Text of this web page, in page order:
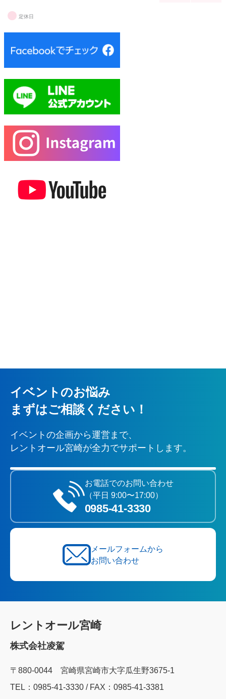
定休日
イベントのお悩み
まずはご相談ください！
イベントの企画から運営まで、
レントオール宮崎が全力でサポートします。
お電話でのお問い合わせ
（平日 9:00〜17:00）
0985‐41‐3330
メールフォームから
お問い合わせ
レントオール宮崎
株式会社凌駕
〒880-0044 宮崎県宮崎市大字瓜生野3675-1
TEL：0985‐41‐3330 / FAX：0985-41-3381